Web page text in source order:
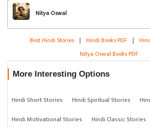
Nitya Oswal
Best Hindi Stories | Hindi Books PDF |
Nitya Oswal Books PDF
More Interesting Options
Hindi Short Stories Hindi Spiritual Stories
Hindi Motivational Stories
Hindi Classic Stories